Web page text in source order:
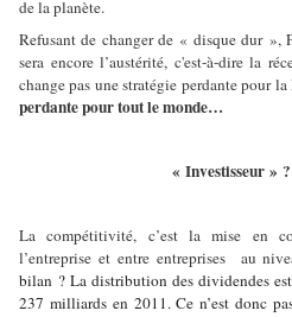
de la planète.
Refusant de changer de « disque dur »,
sera encore l’austérité, c'est-à-dire la
change pas une stratégie perdante pour
perdante pour tout le monde…
« Investisseur »
La compétitivité, c’est la mise en
l’entreprise et entre entreprises au
bilan ? La distribution des dividendes
237 milliards en 2011. Ce n’est donc